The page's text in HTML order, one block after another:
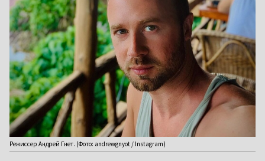
Режиссер Андрей Гнет. (Фото: andrewgnyot / Instagram)